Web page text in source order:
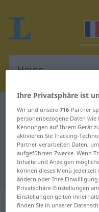
Französisch-
Französisch-
für "Heine"
"Heine"
„Heine“
Ihre Privatsphäre ist
Wir und unsere716-Partner
personenbezogene Daten
Kennungen auf Ihrem Gerät
aktivieren Sie Tracking-
Partner verarbeiten Daten,
aufgeführten Zwecke. Wenn
Inhalte und Anzeigen
können dieses Menü
ändern oder Ihre
Privatsphäre-Einstellungen
Einstellungen gelten
finden Sie in unserer